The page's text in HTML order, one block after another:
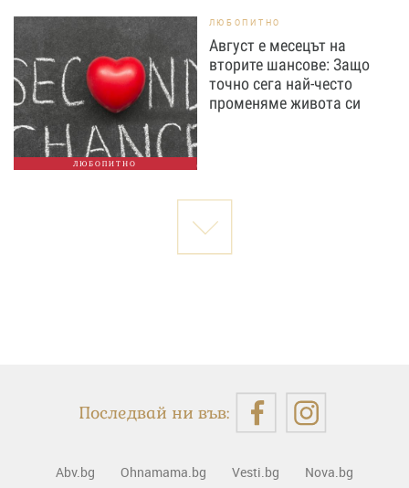
ЛЮБОПИТНО
ЛЮБОПИТНО
Август е месецът на
вторите шансове: Защо
точно сега най-често
променяме живота си
Последвай ни във:
Abv.bg Ohnamama.bg Vesti.bg
Nova.bg